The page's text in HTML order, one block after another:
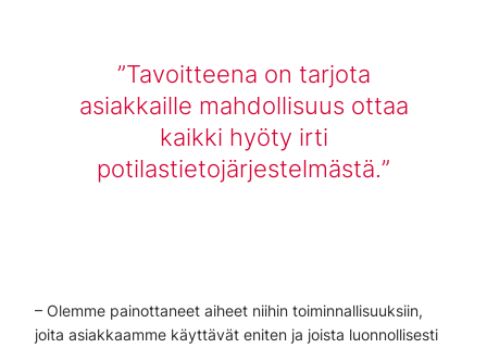
Tavoitteena on tarjota
asiakkaille mahdollisuus ottaa
kaikki hyöty irti
potilastietojärjestelmästä.
– Olemme painottaneet aiheet niihin toiminnallisuuksiin,
joita asiakkaamme käyttävät eniten ja joista luonnollisesti